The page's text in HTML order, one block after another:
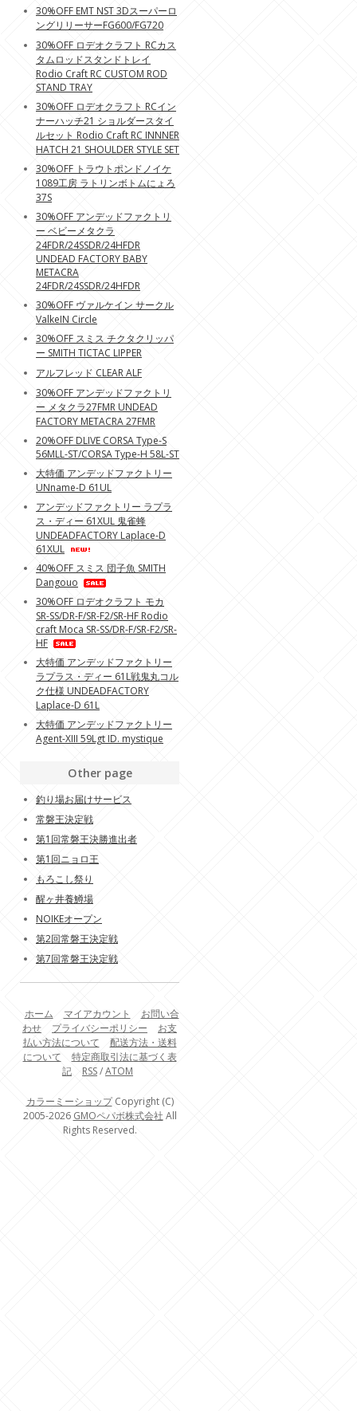
30%OFF EMT NST 3Dスーパーロ
ングリリーサーFG600/FG720
30%OFF ロデオクラフト RCカス
タムロッドスタンドトレイ
Rodio Craft RC CUSTOM ROD
STAND TRAY
30%OFF ロデオクラフト RCイン
ナーハッチ21 ショルダースタイ
ルセット Rodio Craft RC INNNER
HATCH 21 SHOULDER STYLE SET
30%OFF トラウトポンドノイケ
1089工房 ラトリンボトムにょろ
37S
30%OFF アンデッドファクトリ
ー ベビーメタクラ
24FDR/24SSDR/24HFDR
UNDEAD FACTORY BABY
METACRA
24FDR/24SSDR/24HFDR
30%OFF ヴァルケイン サークル
ValkeIN Circle
30%OFF スミス チクタクリッパ
ー SMITH TICTAC LIPPER
アルフレッド CLEAR ALF
30%OFF アンデッドファクトリ
ー メタクラ27FMR UNDEAD
FACTORY METACRA 27FMR
20%OFF DLIVE CORSA Type-S
56MLL-ST/CORSA Type-H 58L-ST
大特価 アンデッドファクトリー
UNname-D 61UL
アンデッドファクトリー ラプラ
ス・ディー 61XUL 鬼雀蜂
UNDEADFACTORY Laplace-D
61XUL
40%OFF スミス 団子魚 SMITH
Dangouo
30%OFF ロデオクラフト モカ
SR-SS/DR-F/SR-F2/SR-HF Rodio
craft Moca SR-SS/DR-F/SR-F2/SR-
HF
大特価 アンデッドファクトリー
ラプラス・ディー 61L戦鬼丸コル
ク仕様 UNDEADFACTORY
Laplace-D 61L
大特価 アンデッドファクトリー
Agent-XIII 59Lgt ID. mystique
Other page
釣り場お届けサービス
常磐王決定戦
第1回常磐王決勝進出者
第1回ニョロ王
もろこし祭り
醒ヶ井養鱒場
NOIKEオープン
第2回常磐王決定戦
第7回常磐王決定戦
ホーム マイアカウント
お問い合
わせ
プライバシーポリシー
お支
払い方法について
配送方法・送料
について
特定商取引法に基づく表
記
RSS/ATOM
カラーミーショップCopyright (C)
2005-2026 GMOペパボ株式会社 All
Rights Reserved.